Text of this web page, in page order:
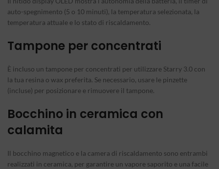
auto-spegnimento (5 o 10 minuti), la temperatura selezionata, la
temperatura attuale e lo stato di riscaldamento.
Tampone per concentrati
È incluso un tampone per concentrati per utilizzare Starry 3.0 con
la tua resina o wax preferita. Se necessario, usare le pinzette
(incluse) per posizionare e rimuovere il tampone.
Bocchino in ceramica con
calamita
Il bocchino magnetico e la camera di riscaldamento sono entrambi
realizzati in ceramica, per garantire un vapore saporito e una facile